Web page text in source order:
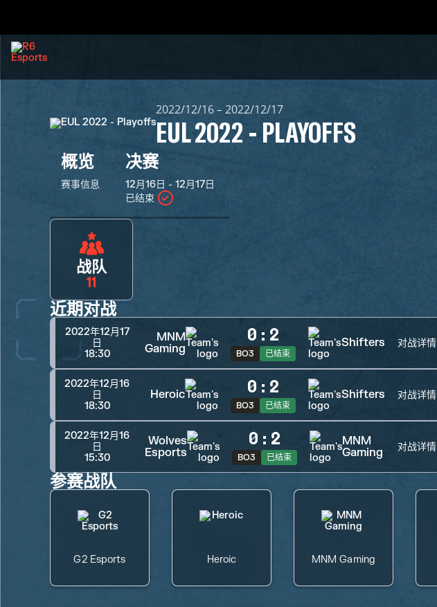
2022/12/16 – 2022/12/17
EUL 2022 - PLAYOFFS
概览
赛事信息
决赛
12月16日 - 12月17日
已结束
战队
11
近期对战
2022年12月17
日
18:30
MNM
Gaming
0 : 2
BO3 已结束
Shifters 对战详情
2022年12月16
日
18:30
Heroic 0 : 2
BO3 已结束
Shifters 对战详情
2022年12月16
日
15:30
Wolves
Esports
0 : 2
BO3 已结束
MNM
Gaming
对战详情
参赛战队
G2 Esports Heroic MNM Gaming